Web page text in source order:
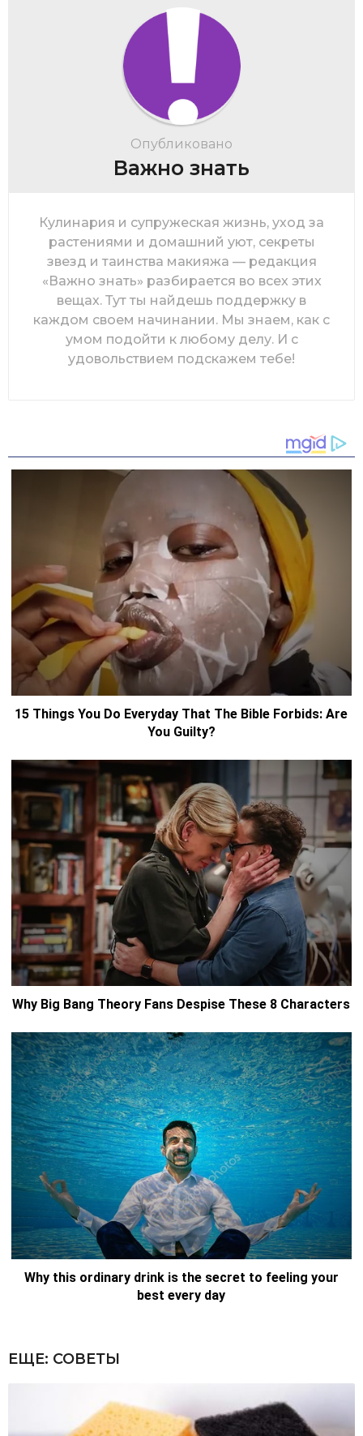
Опубликовано
Важно знать
Кулинария и супружеская жизнь, уход за
растениями и домашний уют, секреты
звезд и таинства макияжа — редакция
«Важно знать» разбирается во всех этих
вещах. Тут ты найдешь поддержку в
каждом своем начинании. Мы знаем, как с
умом подойти к любому делу. И с
удовольствием подскажем тебе!
ЕЩЕ: СОВЕТЫ